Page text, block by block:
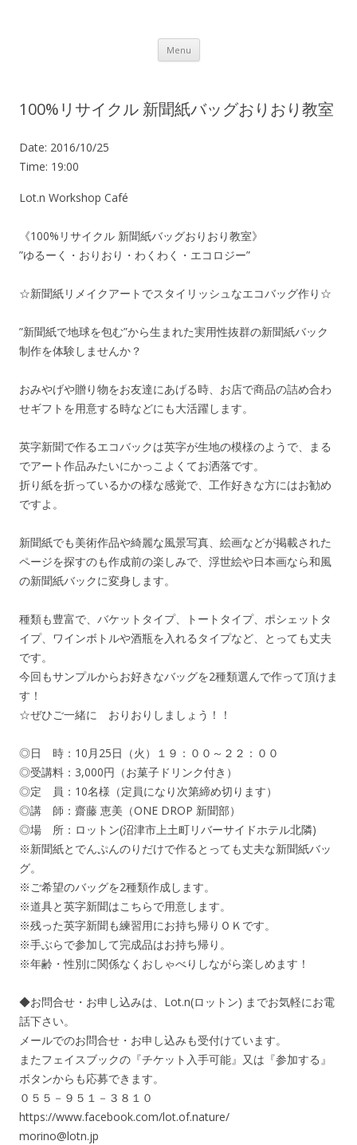
Menu Skip to content
100%リサイクル 新聞紙バッグおりおり教室
Date: 2016/10/25
Time: 19:00
Lot.n Workshop Café
《100%リサイクル 新聞紙バッグおりおり教室》
”ゆるーく・おりおり・わくわく・エコロジー”
☆新聞紙リメイクアートでスタイリッシュなエコバッグ作り☆
”新聞紙で地球を包む”から生まれた実用性抜群の新聞紙バック
制作を体験しませんか？
おみやげや贈り物をお友達にあげる時、お店で商品の詰め合わ
せギフトを用意する時などにも大活躍します。
英字新聞で作るエコバックは英字が生地の模様のようで、まる
でアート作品みたいにかっこよくてお洒落です。
折り紙を折っているかの様な感覚で、工作好きな方にはお勧め
ですよ。
新聞紙でも美術作品や綺麗な風景写真、絵画などが掲載された
ページを探すのも作成前の楽しみで、浮世絵や日本画なら和風
の新聞紙バックに変身します。
種類も豊富で、バケットタイプ、トートタイプ、ポシェットタ
イプ、ワインボトルや酒瓶を入れるタイプなど、とっても丈夫
です。
今回もサンプルからお好きなバッグを2種類選んで作って頂けま
す！
☆ぜひご一緒に おりおりしましょう！！
◎日 時：10月25日（火）１９：００～２２：００
◎受講料：3,000円（お菓子ドリンク付き）
◎定 員：10名様（定員になり次第締め切ります）
◎講 師：齋藤 恵美（ONE DROP 新聞部）
◎場 所：ロットン(沼津市上土町リバーサイドホテル北隣)
※新聞紙とでんぷんのりだけで作るとっても丈夫な新聞紙バッ
グ。
※ご希望のバッグを2種類作成します。
※道具と英字新聞はこちらで用意します。
※残った英字新聞も練習用にお持ち帰りＯＫです。
※手ぶらで参加して完成品はお持ち帰り。
※年齢・性別に関係なくおしゃべりしながら楽しめます！
◆お問合せ・お申し込みは、Lot.n(ロットン) までお気軽にお電
話下さい。
メールでのお問合せ・お申し込みも受付けています。
またフェイスブックの『チケット入手可能』又は『参加する』
ボタンからも応募できます。
０５５－９５１－３８１０
https://www.facebook.com/lot.of.nature/
morino@lotn.jp